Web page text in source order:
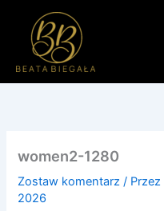
women2-1280
Zostaw komentarz / Przez
2026